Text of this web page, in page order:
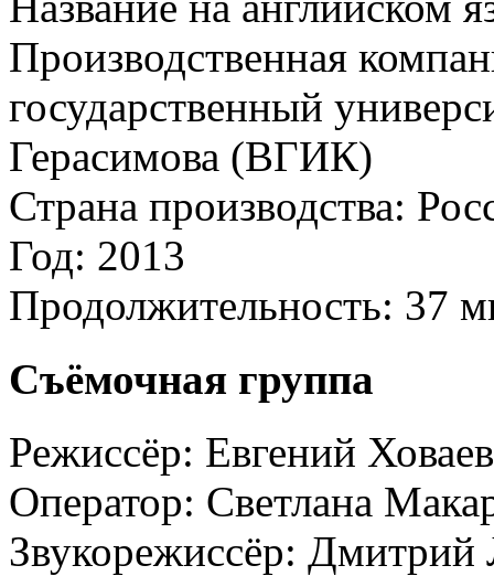
Производственная
государственный
Герасимова (ВГИК)
Страна производства:
Год: 2013
Продолжительность: 37
Съёмочная группа
Режиссёр: Евгений Ховаев
Оператор: Светлана
Звукорежиссёр: Дмитрий